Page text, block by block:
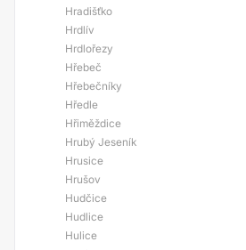
Hradišťko
Hrdlív
Hrdlořezy
Hřebeč
Hřebečníky
Hředle
Hřiměždice
Hrubý Jeseník
Hrusice
Hrušov
Hudčice
Hudlice
Hulice